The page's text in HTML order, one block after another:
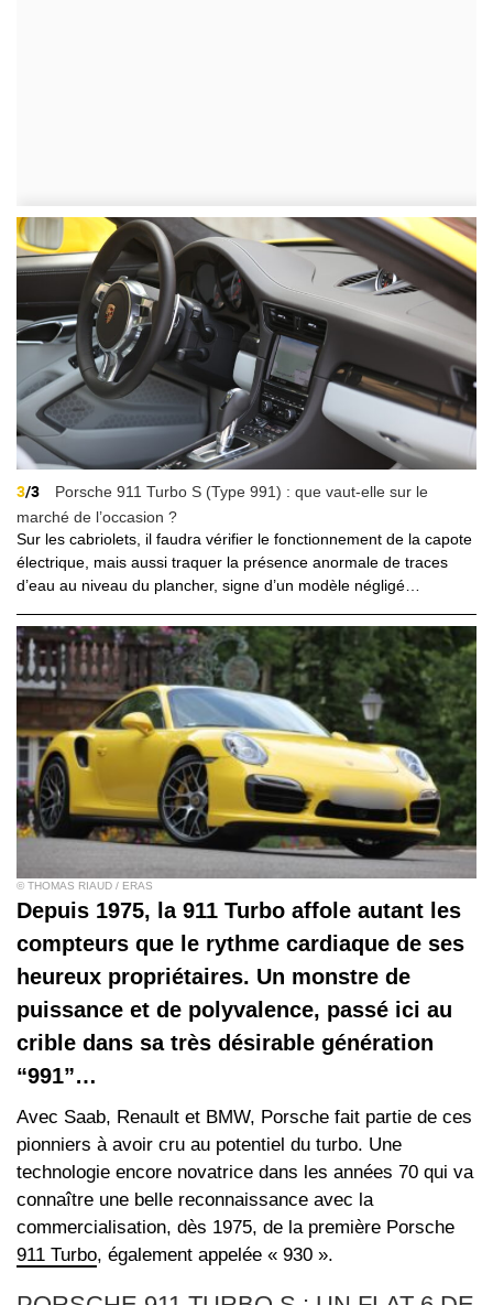
3/3
Porsche 911 Turbo S (Type 991) : que vaut-elle sur le
marché de l’occasion ?
Sur les cabriolets, il faudra vérifier le fonctionnement de la capote
électrique, mais aussi traquer la présence anormale de traces
d’eau au niveau du plancher, signe d’un modèle négligé…
© THOMAS RIAUD / ERAS
Depuis 1975, la 911 Turbo affole autant les
compteurs que le rythme cardiaque de ses
heureux propriétaires. Un monstre de
puissance et de polyvalence, passé ici au
crible dans sa très désirable génération
“991”…
Avec Saab, Renault et BMW, Porsche fait partie de ces
pionniers à avoir cru au potentiel du turbo. Une
technologie encore novatrice dans les années 70 qui va
connaître une belle reconnaissance avec la
commercialisation, dès 1975, de la première Porsche
911 Turbo, également appelée « 930 ».